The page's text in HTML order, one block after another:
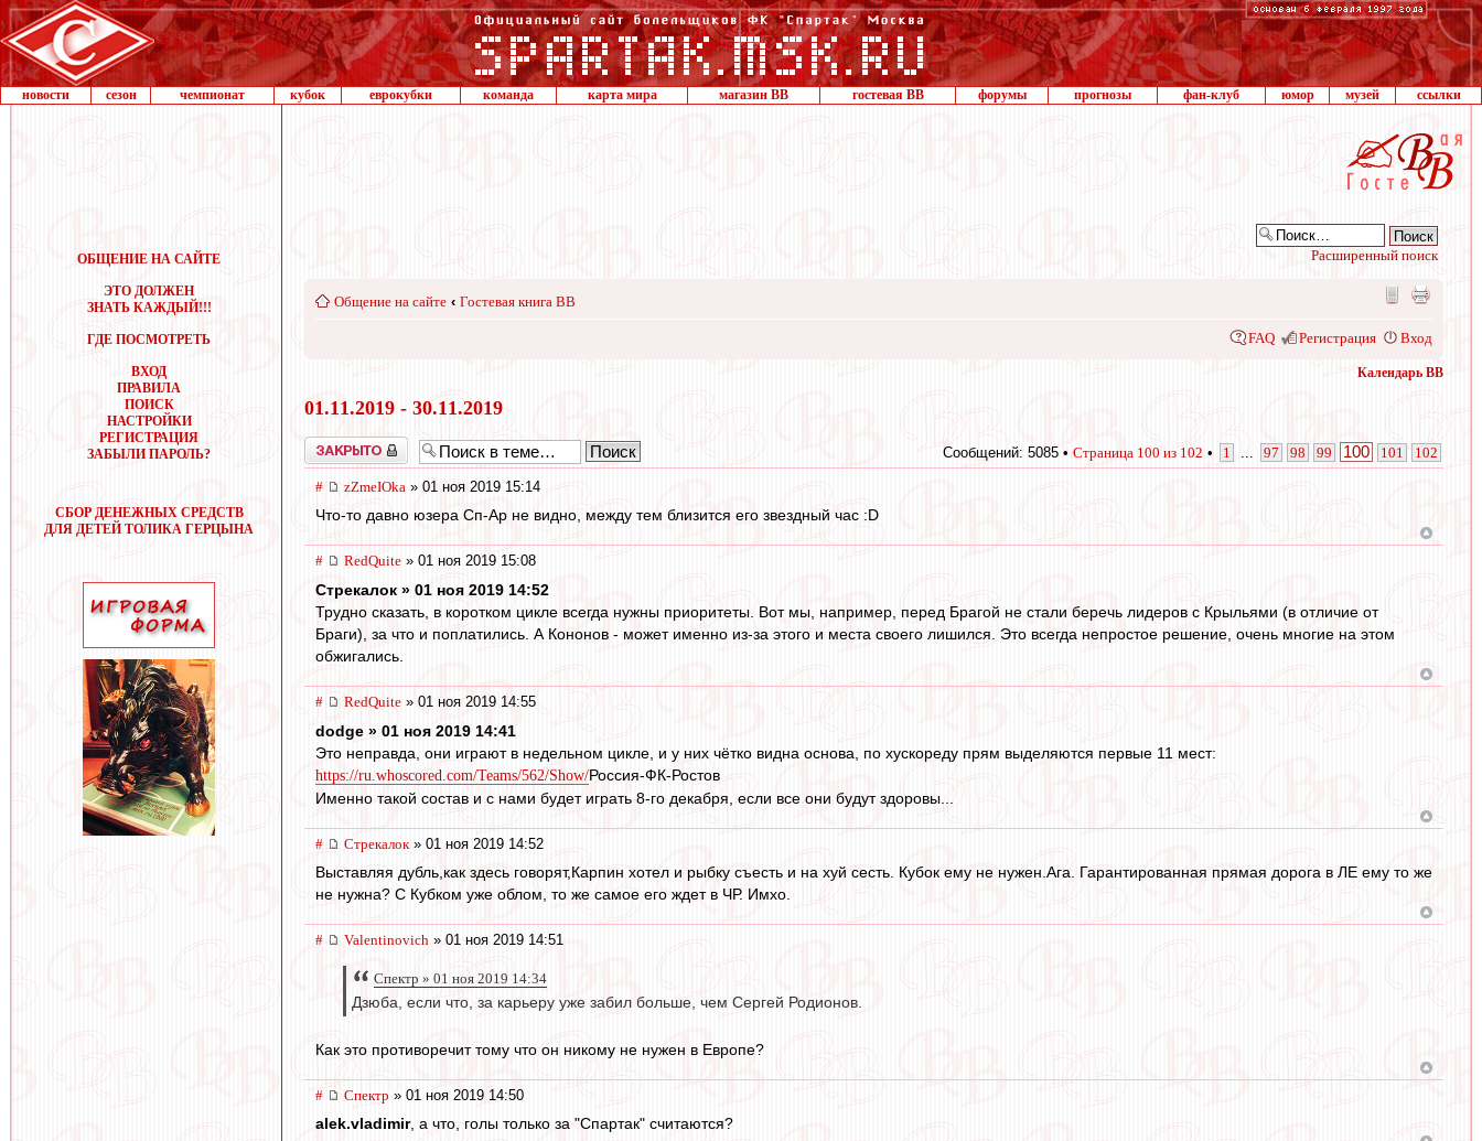
новости сезон чемпионат кубок еврокубки команда карта мира магазин ВВ гостевая ВВ форумы прогнозы фан-клуб юмор музей ссылки
ОБЩЕНИЕ НА САЙТЕ
ЭТО ДОЛЖЕН
ЗНАТЬ КАЖДЫЙ!!!
ГДЕ ПОСМОТРЕТЬ
ВХОД
ПРАВИЛА
ПОИСК
НАСТРОЙКИ
РЕГИСТРАЦИЯ
ЗАБЫЛИ ПАРОЛЬ?
СБОР ДЕНЕЖНЫХ СРЕДСТВ
ДЛЯ ДЕТЕЙ ТОЛИКА ГЕРЦЫНА
Расширенный поиск
Общение на сайте ‹ Гостевая книга ВВ
FAQ Регистрация Вход
Календарь ВВ
01.11.2019 - 30.11.2019
Закрыто Сообщений: 5085 • Страница 100 из 102 • 1 97 98 99 100 101 102
# zZmeIOka » 01 ноя 2019 15:14
Что-то давно юзера Сп-Ар не видно, между тем близится его звездный час :D
# RedQuite » 01 ноя 2019 15:08
Стрекалок » 01 ноя 2019 14:52
Трудно сказать, в коротком цикле всегда нужны приоритеты. Вот мы, например, перед Брагой не стали беречь лидеров с Крыльями (в отличие от
Браги), за что и поплатились. А Кононов - может именно из-за этого и места своего лишился. Это всегда непростое решение, очень многие на этом
обжигались.
# RedQuite » 01 ноя 2019 14:55
dodge » 01 ноя 2019 14:41
Это неправда, они играют в недельном цикле, и у них чётко видна основа, по хускореду прям выделяются первые 11 мест:
https://ru.whoscored.com/Teams/562/Show/Россия-ФК-Ростов
Именно такой состав и с нами будет играть 8-го декабря, если все они будут здоровы...
# Стрекалок » 01 ноя 2019 14:52
Выставляя дубль,как здесь говорят,Карпин хотел и рыбку съесть и на хуй сесть. Кубок ему не нужен.Ага. Гарантированная прямая дорога в ЛЕ ему то же
не нужна? С Кубком уже облом, то же самое его ждет в ЧР. Имхо.
# Valentinovich » 01 ноя 2019 14:51
Спектр » 01 ноя 2019 14:34
Дзюба, если что, за карьеру уже забил больше, чем Сергей Родионов.
Как это противоречит тому что он никому не нужен в Европе?
# Спектр » 01 ноя 2019 14:50
alek.vladimir, а что, голы только за "Спартак" считаются?